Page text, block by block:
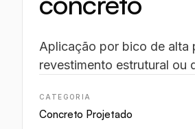
Aplicação por bico de alta
revestimento estrutural ou
CATEGORIA
Concreto Projetado